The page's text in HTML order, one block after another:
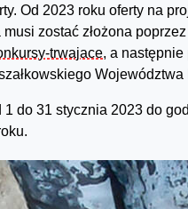
Od 2023 roku oferty na
zostać złożona
trwajace, a
do 31 stycznia 2023 do